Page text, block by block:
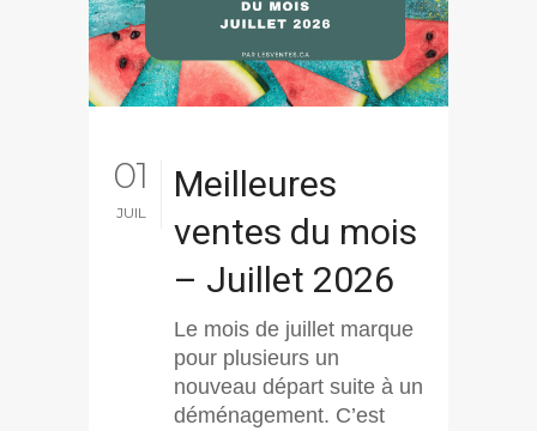
01
JUIL
Meilleures
ventes du mois
– Juillet 2026
Le mois de juillet marque
pour plusieurs un
nouveau départ suite à un
déménagement. C’est